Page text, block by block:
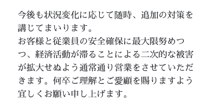
今後も状況変化に応じて随時、追加の対策を
講じてまいります。
お客様と従業員の安全確保に最大限努めつ
つ、経済活動が滞ることによる二次的な被害
が拡大せぬよう通常通り営業をさせていただ
きます。何卒ご理解とご愛顧を賜りますよう
宜しくお願い申し上げます。